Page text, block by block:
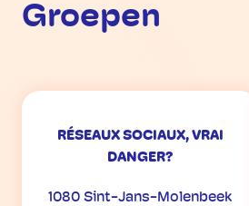
Groepen
RÉSEAUX SOCIAUX, VRAI
DANGER?
1080 Sint-Jans-Molenbeek